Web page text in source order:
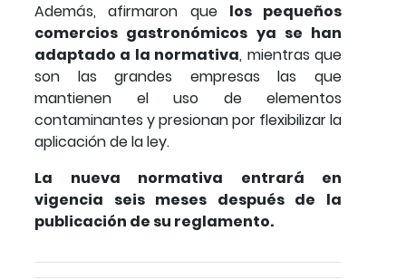
Además, afirmaron que los pequeños
comercios gastronómicos ya se han
adaptado a la normativa, mientras que
son las grandes empresas las que
mantienen el uso de elementos
contaminantes y presionan por flexibilizar la
aplicación de la ley.
La nueva normativa entrará en
vigencia seis meses después de la
publicación de su reglamento.